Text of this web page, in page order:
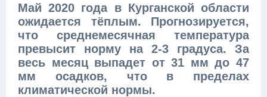
Май 2020 года в Курганской области
ожидается тёплым. Прогнозируется,
что среднемесячная температура
превысит норму на 2-3 градуса. За
весь месяц выпадет от 31 мм до 47
мм осадков, что в пределах
климатической нормы.